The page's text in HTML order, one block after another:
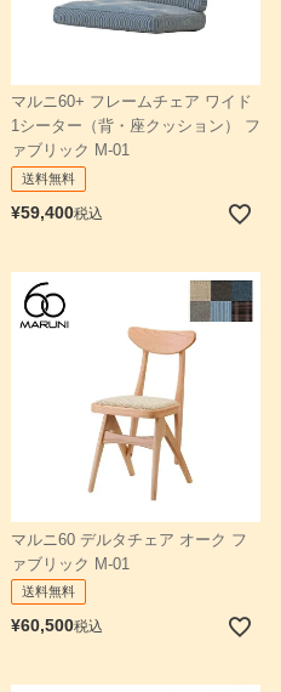
マルニ60+ フレームチェア ワイド
1シーター（背・座クッション） フ
ァブリック M-01
送料無料
¥59,400税込
マルニ60 デルタチェア オーク フ
ァブリック M-01
送料無料
¥60,500税込